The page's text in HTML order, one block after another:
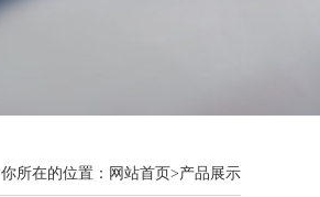
你所在的位置： 网站首页>产品展示